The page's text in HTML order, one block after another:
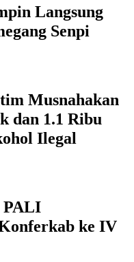
Langsung
Senpi
Musnahakan
dan 1.1 Ribu
Ilegal
PALI
ke IV